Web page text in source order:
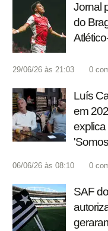
Jornal
do
29/06/26 às 21:03 0
Luís
em
06/06/26 às 08:10 0
SAF